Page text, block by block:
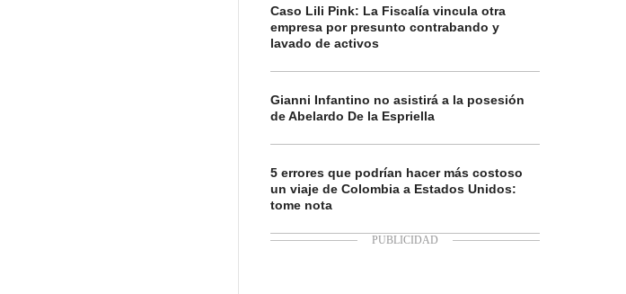
Caso Lili Pink: La Fiscalía vincula otra
empresa por presunto contrabando y
lavado de activos
Gianni Infantino no asistirá a la posesión
de Abelardo De la Espriella
5 errores que podrían hacer más costoso
un viaje de Colombia a Estados Unidos:
tome nota